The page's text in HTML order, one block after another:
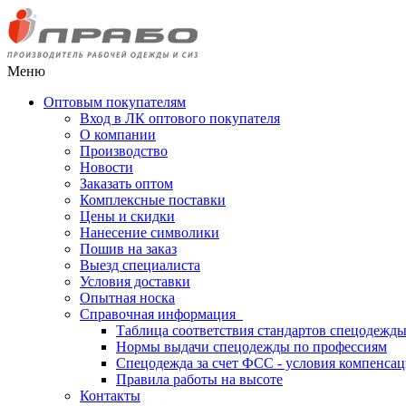
Меню
Оптовым покупателям
Вход в ЛК оптового покупателя
О компании
Производство
Новости
Заказать оптом
Комплексные поставки
Цены и скидки
Нанесение символики
Пошив на заказ
Выезд специалиста
Условия доставки
Опытная носка
Справочная информация
Таблица соответствия стандартов спецодежды
Нормы выдачи спецодежды по профессиям
Спецодежда за счет ФСС - условия
Правила работы на высоте
Контакты